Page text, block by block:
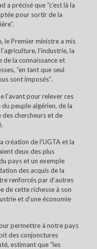
a précisé que “c’est là la
pour sortir de la
le Premier ministre a mis
l’industrie, la
de la connaissance et
“en tant que seul
sont imposés”.
l’avant pour relever ces
peuple algérien, de la
chercheurs et de
création de l’UGTA et la
deux des plus
pays et un exemple
des acquis de la
renforcés par d’autres
de cette richesse à son
et d’une économie
permettre à notre pays
des conjonctures
estimant que “les